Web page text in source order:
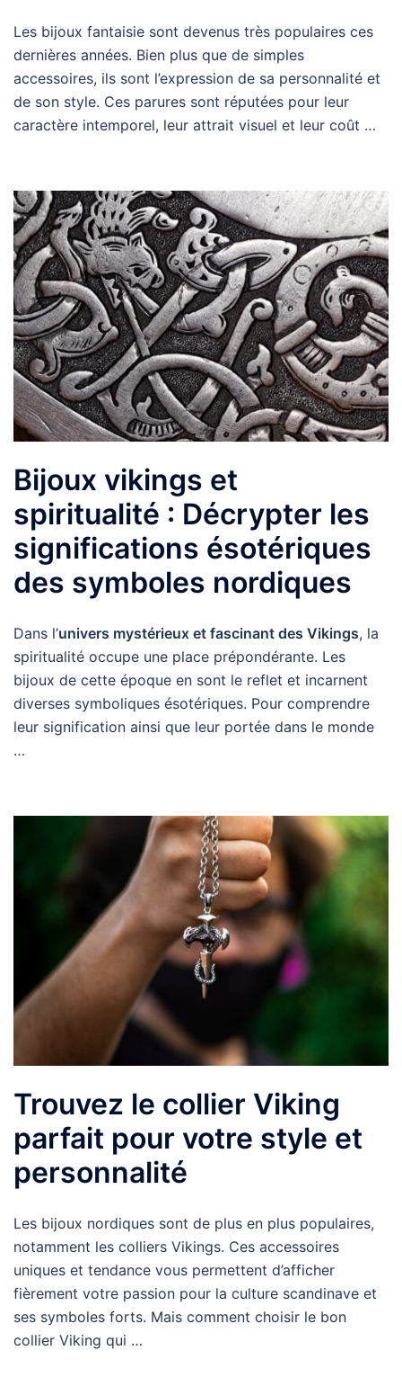
Les bijoux fantaisie sont devenus très populaires ces
dernières années. Bien plus que de simples
accessoires, ils sont l’expression de sa personnalité et
de son style. Ces parures sont réputées pour leur
caractère intemporel, leur attrait visuel et leur coût …
Bijoux vikings et
spiritualité : Décrypter les
significations ésotériques
des symboles nordiques
Dans l’univers mystérieux et fascinant des Vikings, la
spiritualité occupe une place prépondérante. Les
bijoux de cette époque en sont le reflet et incarnent
diverses symboliques ésotériques. Pour comprendre
leur signification ainsi que leur portée dans le monde
…
Trouvez le collier Viking
parfait pour votre style et
personnalité
Les bijoux nordiques sont de plus en plus populaires,
notamment les colliers Vikings. Ces accessoires
uniques et tendance vous permettent d’afficher
fièrement votre passion pour la culture scandinave et
ses symboles forts. Mais comment choisir le bon
collier Viking qui …